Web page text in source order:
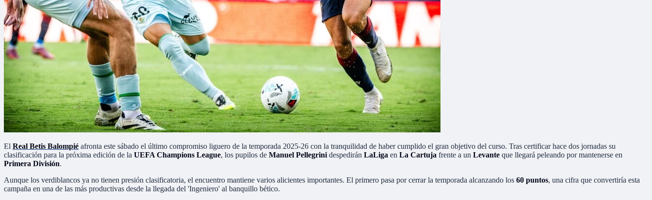
El Real Betis Balompié afronta este sábado el último compromiso liguero de la temporada 2025-26 con la tranquilidad de haber cumplido el gran objetivo del curso. Tras certificar hace dos jornadas su
clasificación para la próxima edición de la UEFA Champions League, los pupilos de Manuel Pellegrini despedirán LaLiga en La Cartuja frente a un Levante que llegará peleando por mantenerse en
Primera División.
Aunque los verdiblancos ya no tienen presión clasificatoria, el encuentro mantiene varios alicientes importantes. El primero pasa por cerrar la temporada alcanzando los 60 puntos, una cifra que convertiría esta
campaña en una de las más productivas desde la llegada del 'Ingeniero' al banquillo bético.